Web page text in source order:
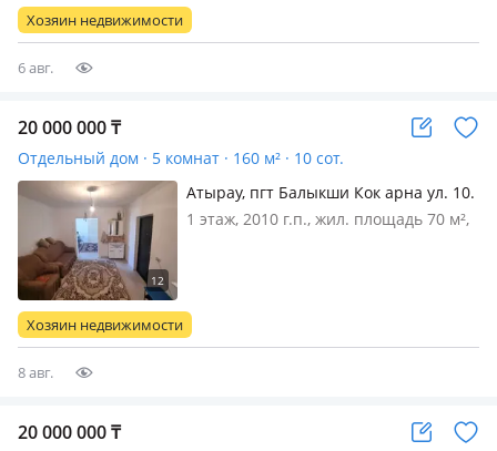
экологически чистом районе
балыкши. Дом расположен на берегу
Хозяин недвижимости
6 авг.
20 000 000₸
Отдельный дом · 5 комнат · 160 м² · 10 сот.
Атырау, пгт Балыкши Кок арна ул. 10.
дом 19 — 10көше
1 этаж, 2010 г.п., жил. площадь 70 м²,
хол, кухния, прихожкасы бар.
Көшелер асфальттанған, балабақша…
Хозяин недвижимости
8 авг.
20 000 000₸